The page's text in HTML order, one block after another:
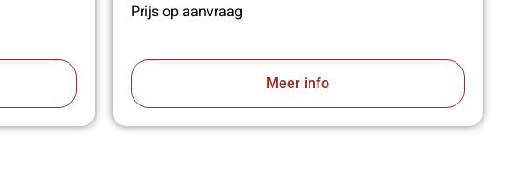
Prijs op aanvraag
Meer info